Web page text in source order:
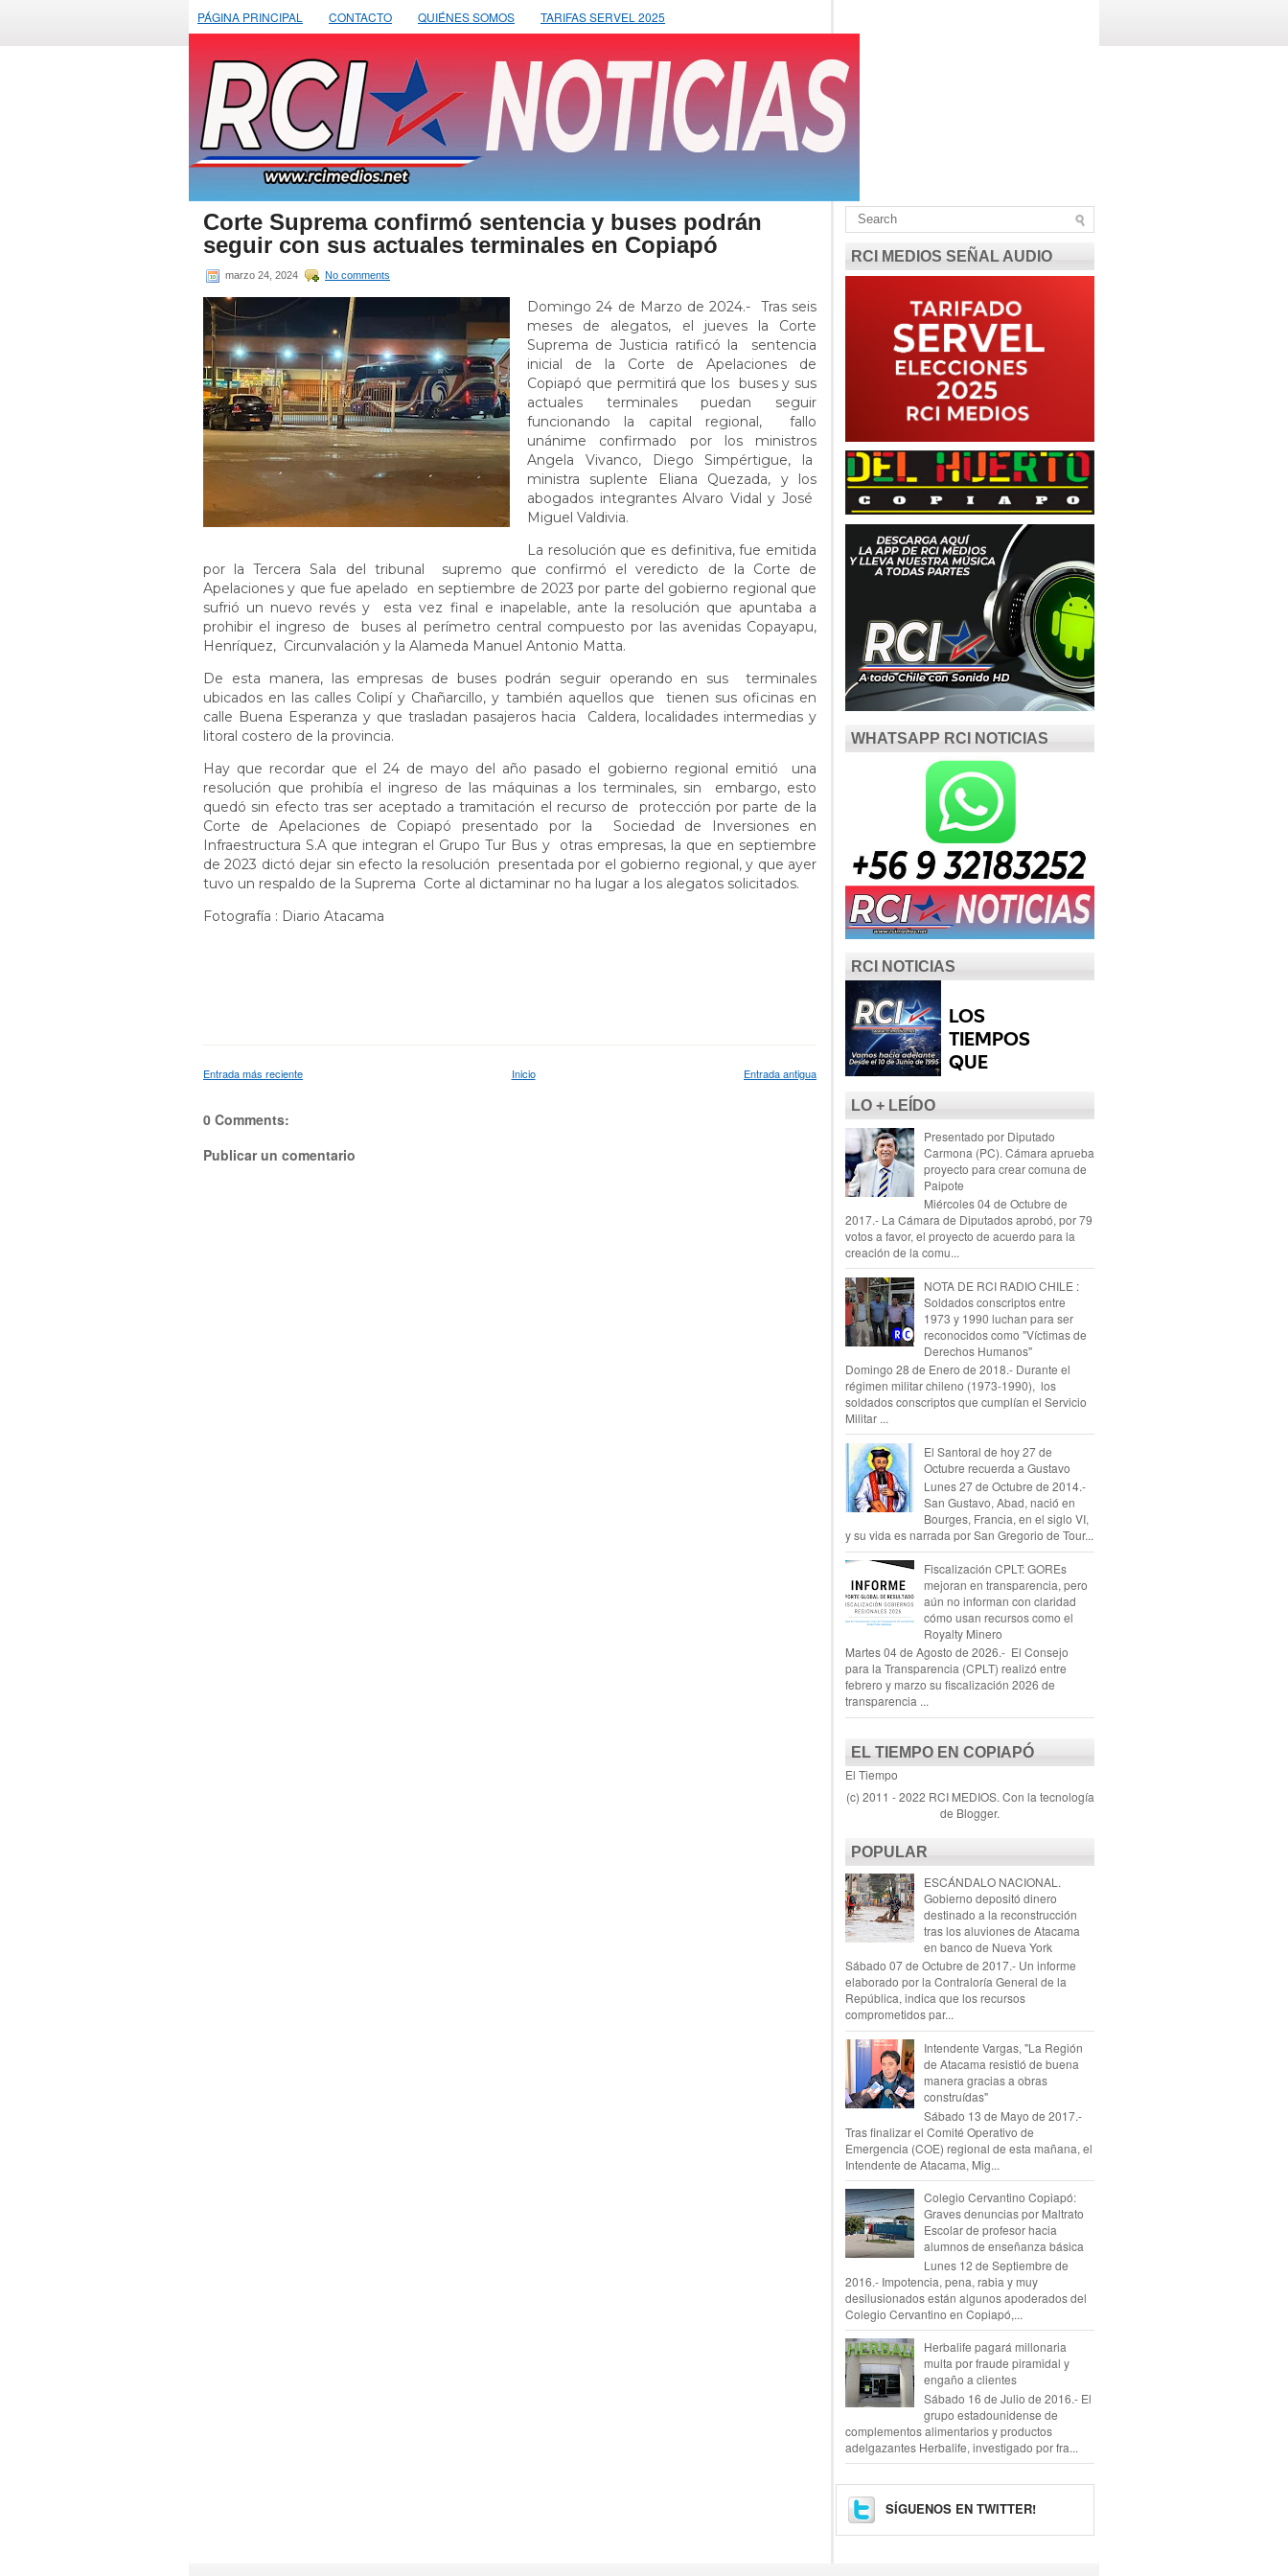
PÁGINA PRINCIPAL CONTACTO QUIÉNES SOMOS TARIFAS SERVEL 2025
Corte Suprema confirmó sentencia y buses podrán
seguir con sus actuales terminales en Copiapó
marzo 24, 2024 No comments
Domingo 24 de Marzo de 2024.- Tras seis
meses de alegatos, el jueves la Corte
Suprema de Justicia ratificó la sentencia
inicial de la Corte de Apelaciones de
Copiapó que permitirá que los buses y sus
actuales terminales puedan seguir
funcionando la capital regional, fallo
unánime confirmado por los ministros
Angela Vivanco, Diego Simpértigue, la
ministra suplente Eliana Quezada, y los
abogados integrantes Alvaro Vidal y José
Miguel Valdivia.
La resolución que es definitiva, fue emitida
por la Tercera Sala del tribunal supremo que confirmó el veredicto de la Corte de
Apelaciones y que fue apelado en septiembre de 2023 por parte del gobierno regional que
sufrió un nuevo revés y esta vez final e inapelable, ante la resolución que apuntaba a
prohibir el ingreso de buses al perímetro central compuesto por las avenidas Copayapu,
Henríquez, Circunvalación y la Alameda Manuel Antonio Matta.
De esta manera, las empresas de buses podrán seguir operando en sus terminales
ubicados en las calles Colipí y Chañarcillo, y también aquellos que tienen sus oficinas en
calle Buena Esperanza y que trasladan pasajeros hacia Caldera, localidades intermedias y
litoral costero de la provincia.
Hay que recordar que el 24 de mayo del año pasado el gobierno regional emitió una
resolución que prohibía el ingreso de las máquinas a los terminales, sin embargo, esto
quedó sin efecto tras ser aceptado a tramitación el recurso de protección por parte de la
Corte de Apelaciones de Copiapó presentado por la Sociedad de Inversiones en
Infraestructura S.A que integran el Grupo Tur Bus y otras empresas, la que en septiembre
de 2023 dictó dejar sin efecto la resolución presentada por el gobierno regional, y que ayer
tuvo un respaldo de la Suprema Corte al dictaminar no ha lugar a los alegatos solicitados.
Fotografía : Diario Atacama
Entrada más reciente Entrada antigua
Inicio
0 Comments:
Publicar un comentario
RCI MEDIOS SEÑAL AUDIO
WHATSAPP RCI NOTICIAS
RCI NOTICIAS
LO + LEÍDO
Presentado por Diputado
Carmona (PC). Cámara aprueba
proyecto para crear comuna de
Paipote
Miércoles 04 de Octubre de
2017.- La Cámara de Diputados aprobó, por 79
votos a favor, el proyecto de acuerdo para la
creación de la comu...
NOTA DE RCI RADIO CHILE :
Soldados conscriptos entre
1973 y 1990 luchan para ser
reconocidos como "Víctimas de
Derechos Humanos"
Domingo 28 de Enero de 2018.- Durante el
régimen militar chileno (1973-1990), los
soldados conscriptos que cumplían el Servicio
Militar ...
El Santoral de hoy 27 de
Octubre recuerda a Gustavo
Lunes 27 de Octubre de 2014.-
San Gustavo, Abad, nació en
Bourges, Francia, en el siglo VI,
y su vida es narrada por San Gregorio de Tour...
Fiscalización CPLT: GOREs
mejoran en transparencia, pero
aún no informan con claridad
cómo usan recursos como el
Royalty Minero
Martes 04 de Agosto de 2026.- El Consejo
para la Transparencia (CPLT) realizó entre
febrero y marzo su fiscalización 2026 de
transparencia ...
EL TIEMPO EN COPIAPÓ
El Tiempo
(c) 2011 - 2022 RCI MEDIOS. Con la tecnología
de Blogger.
POPULAR
ESCÁNDALO NACIONAL.
Gobierno depositó dinero
destinado a la reconstrucción
tras los aluviones de Atacama
en banco de Nueva York
Sábado 07 de Octubre de 2017.- Un informe
elaborado por la Contraloría General de la
República, indica que los recursos
comprometidos par...
Intendente Vargas, "La Región
de Atacama resistió de buena
manera gracias a obras
construídas"
Sábado 13 de Mayo de 2017.-
Tras finalizar el Comité Operativo de
Emergencia (COE) regional de esta mañana, el
Intendente de Atacama, Mig...
Colegio Cervantino Copiapó:
Graves denuncias por Maltrato
Escolar de profesor hacia
alumnos de enseñanza básica
Lunes 12 de Septiembre de
2016.- Impotencia, pena, rabia y muy
desilusionados están algunos apoderados del
Colegio Cervantino en Copiapó,...
Herbalife pagará millonaria
multa por fraude piramidal y
engaño a clientes
Sábado 16 de Julio de 2016.- El
grupo estadounidense de
complementos alimentarios y productos
adelgazantes Herbalife, investigado por fra...
SÍGUENOS EN TWITTER!